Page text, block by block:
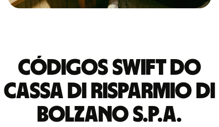
Códigos Swift do
CASSA DI RISPARMIO DI
BOLZANO S.P.A.